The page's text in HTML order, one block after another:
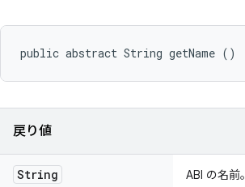
public abstract String getName ()
戻り値
String ABI の名前。